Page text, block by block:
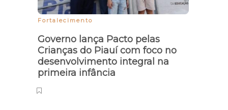
Fortalecimento
Governo lança Pacto pelas
Crianças do Piauí com foco no
desenvolvimento integral na
primeira infância